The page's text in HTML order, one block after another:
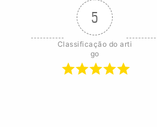
5
Classificação do arti
go